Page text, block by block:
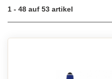
1 - 48 auf 53 artikel